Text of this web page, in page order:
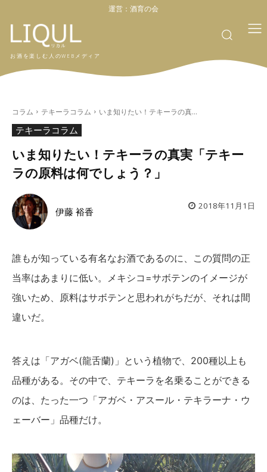
運営： 酒育の会
お酒を楽しむ人のWEBメディア
コラム テキーラコラム いま知りたい！テキーラの真...
テキーラコラム
いま知りたい！テキーラの真実「テキー
ラの原料は何でしょう？」
伊藤 裕香 2018年11月1日
誰もが知っている有名なお酒であるのに、この質問の正
当率はあまりに低い。メキシコ=サボテンのイメージが
強いため、原料はサボテンと思われがちだが、それは間
違いだ。
答えは「アガベ(龍舌蘭)」という植物で、200種以上も
品種がある。その中で、テキーラを名乗ることができる
のは、たった一つ「アガベ・アスール・テキラーナ・ウ
ェーバー」品種だけ。